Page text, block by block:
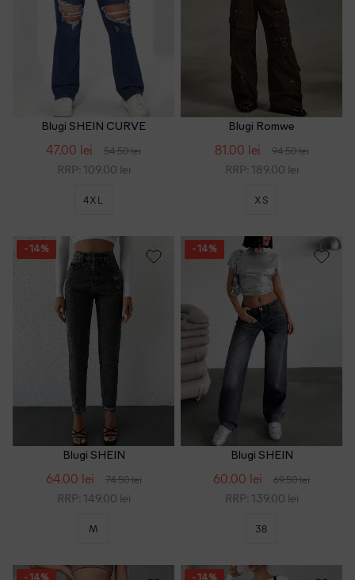
Blugi SHEIN CURVE
47.00 lei 54.50 lei
RRP: 109.00 lei
4XL
Blugi Romwe
81.00 lei 94.50 lei
RRP: 189.00 lei
XS
- 14%
Blugi SHEIN
64.00 lei 74.50 lei
RRP: 149.00 lei
M
- 14%
Blugi SHEIN
60.00 lei 69.50 lei
RRP: 139.00 lei
38